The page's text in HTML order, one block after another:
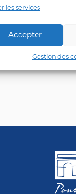
les services
Accepter
Gestion des
Lire la